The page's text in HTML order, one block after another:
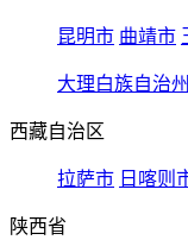
昆明市 曲靖市
大理白族自治州
西藏自治区
拉萨市 日喀则
陕西省